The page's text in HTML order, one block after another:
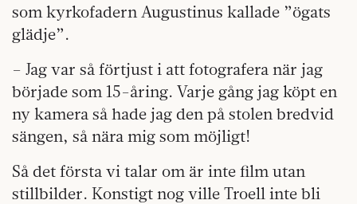
som kyrkofadern Augustinus kallade ”ögats
glädje”.
– Jag var så förtjust i att fotografera när jag
började som 15-åring. Varje gång jag köpt en
ny kamera så hade jag den på stolen bredvid
sängen, så nära mig som möjligt!
Så det första vi talar om är inte film utan
stillbilder. Konstigt nog ville Troell inte bli